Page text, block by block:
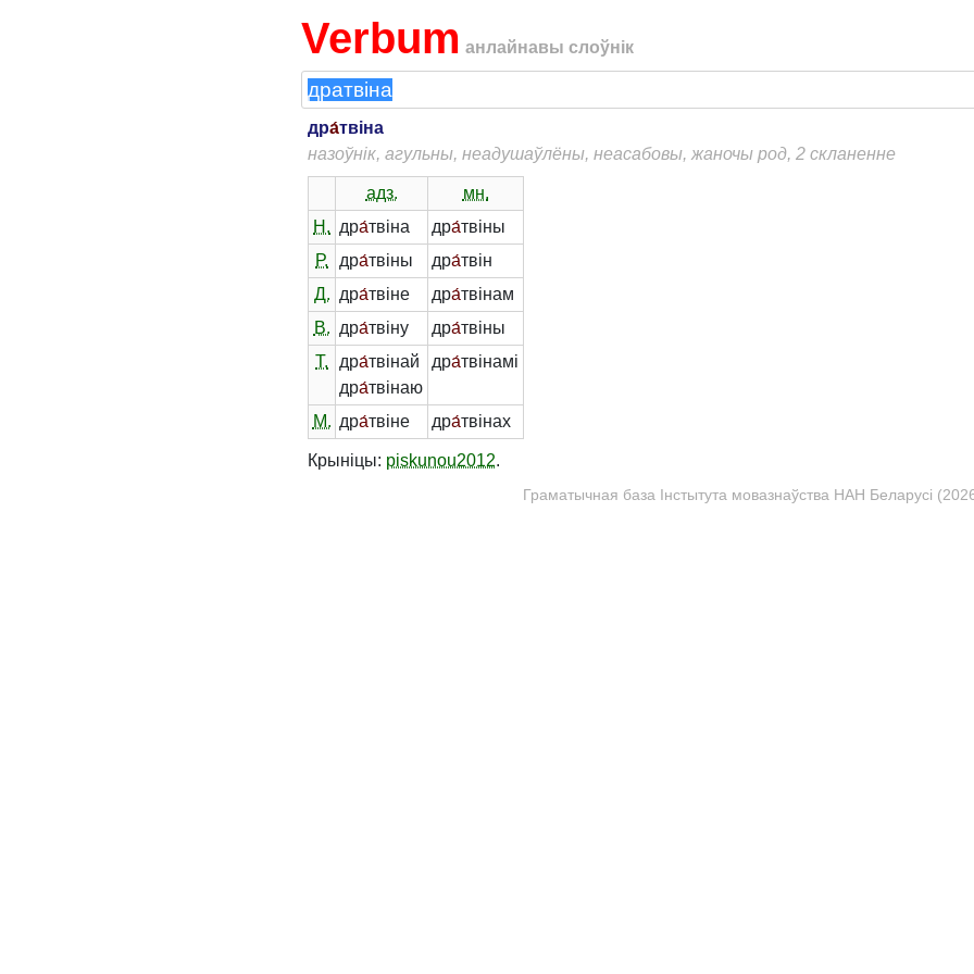
Verbum анлайнавы слоўнік
дра́твіна
назоўнік, агульны, неадушаўлёны, неасабовы, жаночы род, 2 скланенне
адз.
мн.
Н. дра́твіна дра́твіны
Р.
дра́твіны дра́твін
Д. дра́твіне дра́твінам
В. дра́твіну дра́твіны
Т.
дра́твінай
дра́твінаю
дра́твінамі
М. дра́твіне дра́твінах
Крыніцы: piskunou2012.
Граматычная база Інстытута мовазнаўства НАН Беларусі